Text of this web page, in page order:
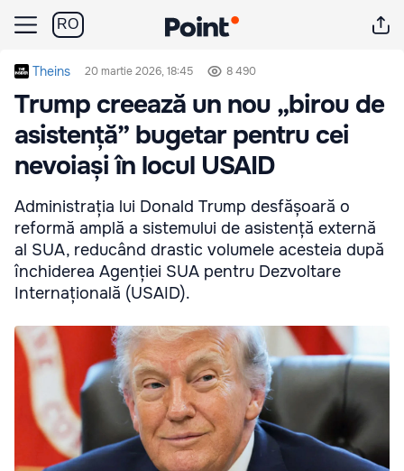
RO
Theins 20 martie 2026, 18:45 8 490
Trump creează un nou „birou de
asistență” bugetar pentru cei
nevoiași în locul USAID
Administrația lui Donald Trump desfășoară o
reformă amplă a sistemului de asistență externă
al SUA, reducând drastic volumele acesteia după
închiderea Agenției SUA pentru Dezvoltare
Internațională (USAID).